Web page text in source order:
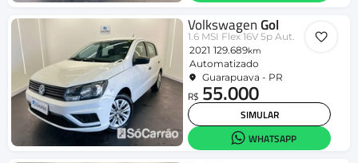
VolkswagenGol
1.6 MSI Flex 16V 5p Aut.
2021 129.689km
Automatizado
Guarapuava - PR
R$ 55.000
SIMULAR
WHATSAPP